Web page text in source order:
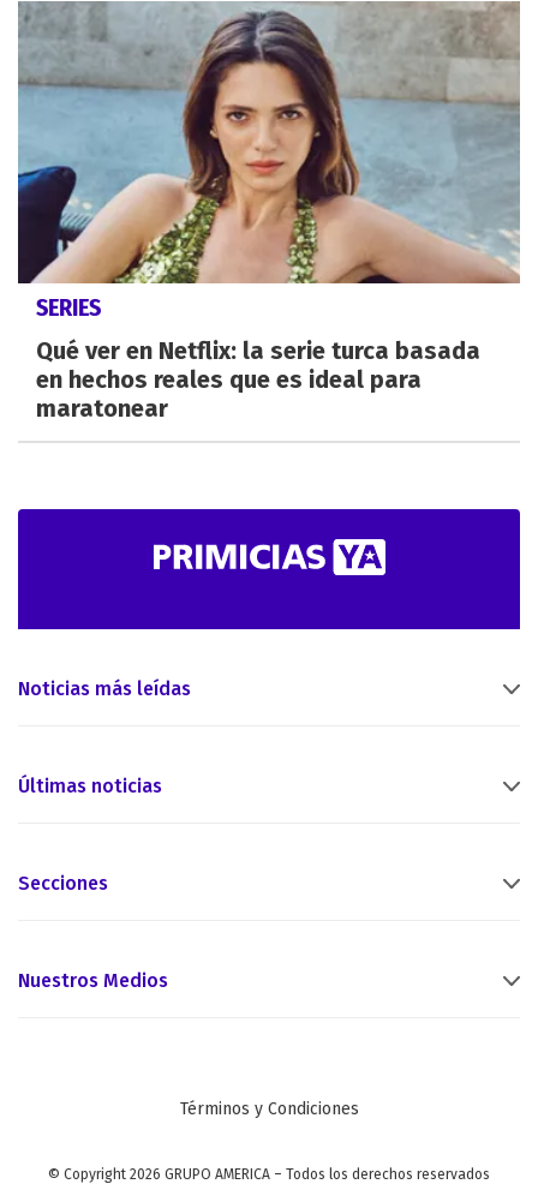
SERIES
Qué ver en Netflix: la serie turca basada
en hechos reales que es ideal para
maratonear
Noticias más leídas
Últimas noticias
Secciones
Nuestros Medios
Términos y Condiciones
© Copyright 2026 GRUPO AMERICA – Todos los derechos reservados